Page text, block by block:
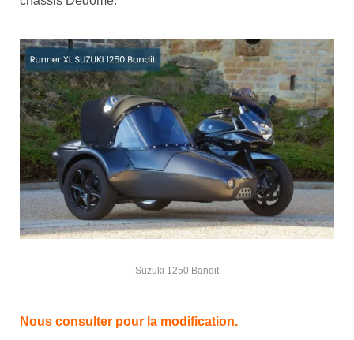
Suzuki 1250 Bandit
Nous consulter pour la modification.